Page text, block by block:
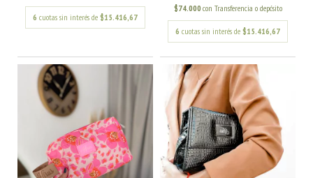
6 cuotas sin interés de $15.416,67
$74.000 con Transferencia o depósito
6 cuotas sin interés de $15.416,67